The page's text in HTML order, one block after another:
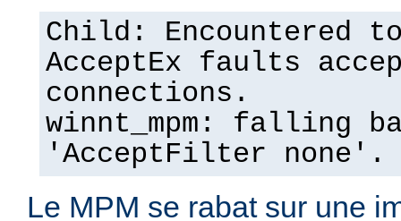
Child: Encountered
AcceptEx faults
connections.
winnt_mpm: falling
'AcceptFilter none'.
Le MPM se rabat sur une